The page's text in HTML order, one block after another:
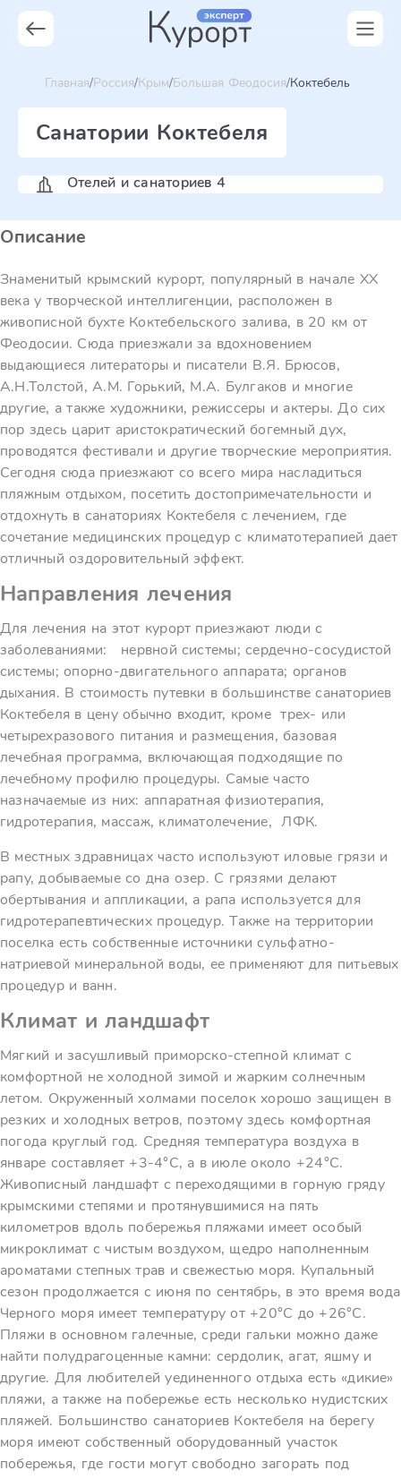
Главная Россия Крым Большая Феодосия Коктебель
Санатории Коктебеля
Отелей и санаториев 4
Описание
Знаменитый крымский курорт, популярный в начале XX
века у творческой интеллигенции, расположен в
живописной бухте Коктебельского залива, в 20 км от
Феодосии. Сюда приезжали за вдохновением
выдающиеся литераторы и писатели В.Я. Брюсов,
А.Н.Толстой, А.М. Горький, М.А. Булгаков и многие
другие, а также художники, режиссеры и актеры. До сих
пор здесь царит аристократический богемный дух,
проводятся фестивали и другие творческие мероприятия.
Сегодня сюда приезжают со всего мира насладиться
пляжным отдыхом, посетить достопримечательности и
отдохнуть в санаториях Коктебеля с лечением, где
сочетание медицинских процедур с климатотерапией дает
отличный оздоровительный эффект.
Направления лечения
Для лечения на этот курорт приезжают люди с
заболеваниями: нервной системы; сердечно-сосудистой
системы; опорно-двигательного аппарата; органов
дыхания. В стоимость путевки в большинстве санаториев
Коктебеля в цену обычно входит, кроме трех- или
четырехразового питания и размещения, базовая
лечебная программа, включающая подходящие по
лечебному профилю процедуры. Самые часто
назначаемые из них: аппаратная физиотерапия,
гидротерапия, массаж, климатолечение, ЛФК.
В местных здравницах часто используют иловые грязи и
рапу, добываемые со дна озер. С грязями делают
обертывания и аппликации, а рапа используется для
гидротерапевтических процедур. Также на территории
поселка есть собственные источники сульфатно-
натриевой минеральной воды, ее применяют для питьевых
процедур и ванн.
Климат и ландшафт
Мягкий и засушливый приморско-степной климат с
комфортной не холодной зимой и жарким солнечным
летом. Окруженный холмами поселок хорошо защищен в
резких и холодных ветров, поэтому здесь комфортная
погода круглый год. Средняя температура воздуха в
январе составляет +3-4°C, а в июле около +24°C.
Живописный ландшафт с переходящими в горную гряду
крымскими степями и протянувшимися на пять
километров вдоль побережья пляжами имеет особый
микроклимат с чистым воздухом, щедро наполненным
ароматами степных трав и свежестью моря. Купальный
сезон продолжается с июня по сентябрь, в это время вода
Черного моря имеет температуру от +20°C до +26°C.
Пляжи в основном галечные, среди гальки можно даже
найти полудрагоценные камни: сердолик, агат, яшму и
другие. Для любителей уединенного отдыха есть «дикие»
пляжи, а также на побережье есть несколько нудистских
пляжей. Большинство санаториев Коктебеля на берегу
моря имеют собственный оборудованный участок
побережья, где гости могут свободно загорать под